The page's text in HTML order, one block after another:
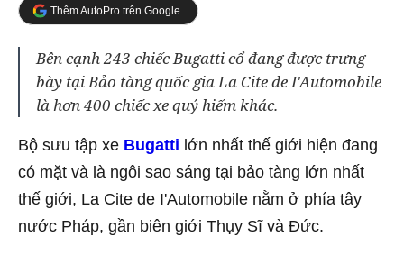
Thêm AutoPro trên Google
Bên cạnh 243 chiếc Bugatti cổ đang được trưng
bày tại Bảo tàng quốc gia La Cite de I'Automobile
là hơn 400 chiếc xe quý hiếm khác.
Bộ sưu tập xe Bugatti lớn nhất thế giới hiện đang
có mặt và là ngôi sao sáng tại bảo tàng lớn nhất
thế giới, La Cite de I'Automobile nằm ở phía tây
nước Pháp, gần biên giới Thụy Sĩ và Đức.